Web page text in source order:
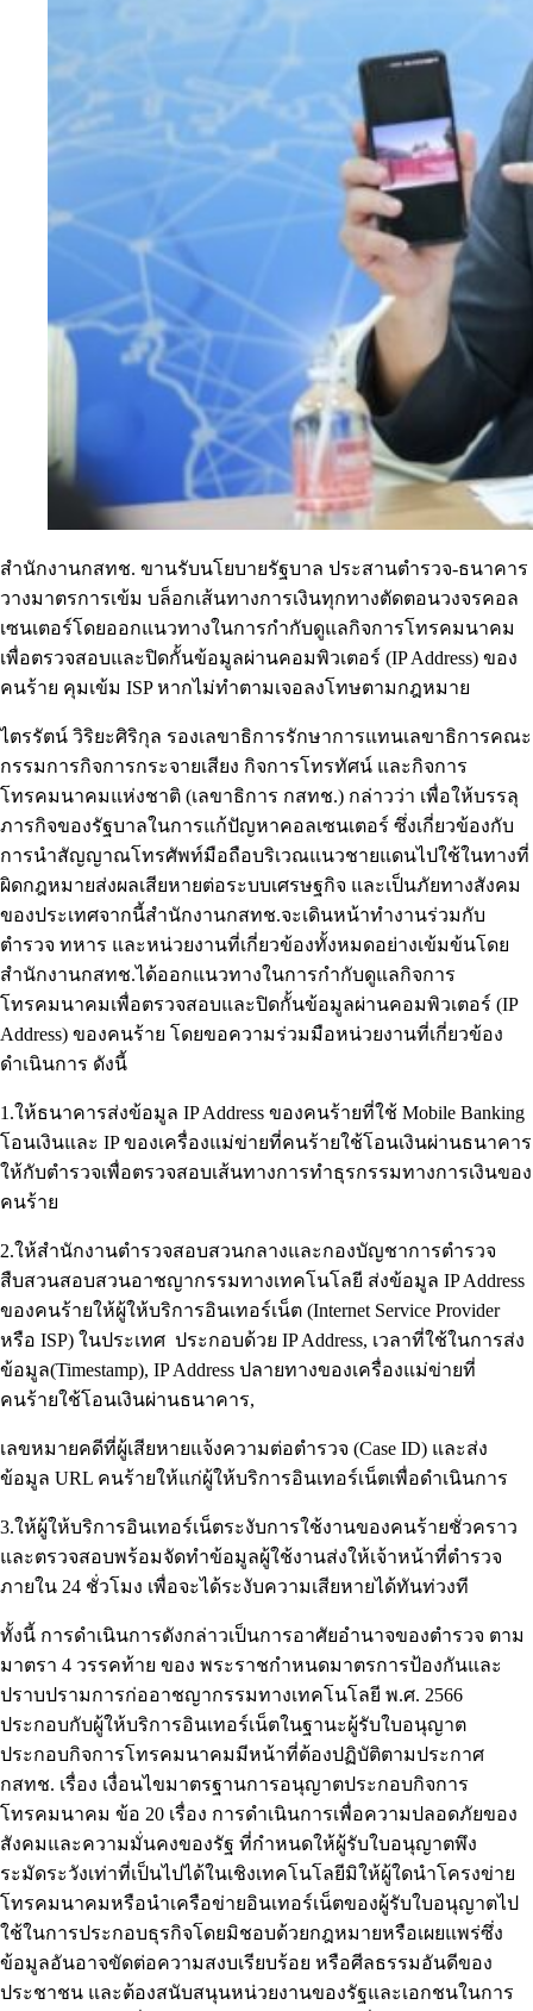
สำนักงานกสทช. ขานรับนโยบายรัฐบาล ประสานตำรวจ-ธนาคาร
วางมาตรการเข้ม บล็อกเส้นทางการเงินทุกทางตัดตอนวงจรคอล
เซนเตอร์โดยออกแนวทางในการกำกับดูแลกิจการโทรคมนาคม
เพื่อตรวจสอบและปิดกั้นข้อมูลผ่านคอมพิวเตอร์ (IP Address) ของ
คนร้าย คุมเข้ม ISP หากไม่ทำตามเจอลงโทษตามกฎหมาย
ไตรรัตน์ วิริยะศิริกุล รองเลขาธิการรักษาการแทนเลขาธิการคณะ
กรรมการกิจการกระจายเสียง กิจการโทรทัศน์ และกิจการ
โทรคมนาคมแห่งชาติ (เลขาธิการ กสทช.) กล่าวว่า เพื่อให้บรรลุ
ภารกิจของรัฐบาลในการแก้ปัญหาคอลเซนเตอร์ ซึ่งเกี่ยวข้องกับ
การนำสัญญาณโทรศัพท์มือถือบริเวณแนวชายแดนไปใช้ในทางที่
ผิดกฎหมายส่งผลเสียหายต่อระบบเศรษฐกิจ และเป็นภัยทางสังคม
ของประเทศจากนี้สำนักงานกสทช.จะเดินหน้าทำงานร่วมกับ
ตำรวจ ทหาร และหน่วยงานที่เกี่ยวข้องทั้งหมดอย่างเข้มข้นโดย
สำนักงานกสทช.ได้ออกแนวทางในการกำกับดูแลกิจการ
โทรคมนาคมเพื่อตรวจสอบและปิดกั้นข้อมูลผ่านคอมพิวเตอร์ (IP
Address) ของคนร้าย โดยขอความร่วมมือหน่วยงานที่เกี่ยวข้อง
ดำเนินการ ดังนี้
1.ให้ธนาคารส่งข้อมูล IP Address ของคนร้ายที่ใช้ Mobile Banking
โอนเงินและ IP ของเครื่องแม่ข่ายที่คนร้ายใช้โอนเงินผ่านธนาคาร
ให้กับตำรวจเพื่อตรวจสอบเส้นทางการทำธุรกรรมทางการเงินของ
คนร้าย
2.ให้สำนักงานตำรวจสอบสวนกลางและกองบัญชาการตำรวจ
สืบสวนสอบสวนอาชญากรรมทางเทคโนโลยี ส่งข้อมูล IP Address
ของคนร้ายให้ผู้ให้บริการอินเทอร์เน็ต (Internet Service Provider
หรือ ISP) ในประเทศ ประกอบด้วย IP Address, เวลาที่ใช้ในการส่ง
ข้อมูล(Timestamp), IP Address ปลายทางของเครื่องแม่ข่ายที่
คนร้ายใช้โอนเงินผ่านธนาคาร,
เลขหมายคดีที่ผู้เสียหายแจ้งความต่อตำรวจ (Case ID) และส่ง
ข้อมูล URL คนร้ายให้แก่ผู้ให้บริการอินเทอร์เน็ตเพื่อดำเนินการ
3.ให้ผู้ให้บริการอินเทอร์เน็ตระงับการใช้งานของคนร้ายชั่วคราว
และตรวจสอบพร้อมจัดทำข้อมูลผู้ใช้งานส่งให้เจ้าหน้าที่ตำรวจ
ภายใน 24 ชั่วโมง เพื่อจะได้ระงับความเสียหายได้ทันท่วงที
ทั้งนี้ การดำเนินการดังกล่าวเป็นการอาศัยอำนาจของตำรวจ ตาม
มาตรา 4 วรรคท้าย ของ พระราชกำหนดมาตรการป้องกันและ
ปราบปรามการก่ออาชญากรรมทางเทคโนโลยี พ.ศ. 2566
ประกอบกับผู้ให้บริการอินเทอร์เน็ตในฐานะผู้รับใบอนุญาต
ประกอบกิจการโทรคมนาคมมีหน้าที่ต้องปฏิบัติตามประกาศ
กสทช. เรื่อง เงื่อนไขมาตรฐานการอนุญาตประกอบกิจการ
โทรคมนาคม ข้อ 20 เรื่อง การดำเนินการเพื่อความปลอดภัยของ
สังคมและความมั่นคงของรัฐ ที่กำหนดให้ผู้รับใบอนุญาตพึง
ระมัดระวังเท่าที่เป็นไปได้ในเชิงเทคโนโลยีมิให้ผู้ใดนำโครงข่าย
โทรคมนาคมหรือนำเครือข่ายอินเทอร์เน็ตของผู้รับใบอนุญาตไป
ใช้ในการประกอบธุรกิจโดยมิชอบด้วยกฎหมายหรือเผยแพร่ซึ่ง
ข้อมูลอันอาจขัดต่อความสงบเรียบร้อย หรือศีลธรรมอันดีของ
ประชาชน และต้องสนับสนุนหน่วยงานของรัฐและเอกชนในการ